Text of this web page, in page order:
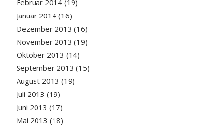
Februar 2014(19)
Januar 2014(16)
Dezember 2013 (16)
November 2013 (19)
Oktober 2013 (14)
September 2013 (15)
August 2013 (19)
Juli 2013 (19)
Juni 2013 (17)
Mai 2013 (18)